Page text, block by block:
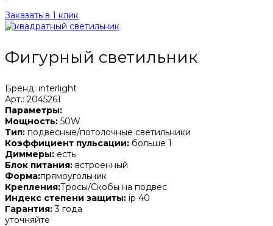
Заказать в 1 клик
Фигурный светильник
Бренд: interlight
Арт.: 2045261
Параметры:
Мощность: 50W
Тип: подвесные/потолочные светильники
Коэффициент пульсации: больше 1
Диммеры: есть
Блок питания: встроенный
Форма:прямоугольник
Крепления:Тросы/Скобы на подвес
Индекс степени защиты: ip 40
Гарантия:3 года
уточняйте